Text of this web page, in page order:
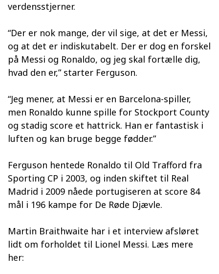
verdensstjerner.
“Der er nok mange, der vil sige, at det er Messi,
og at det er indiskutabelt. Der er dog en forskel
på Messi og Ronaldo, og jeg skal fortælle dig,
hvad den er,” starter Ferguson.
“Jeg mener, at Messi er en Barcelona-spiller,
men Ronaldo kunne spille for Stockport County
og stadig score et hattrick. Han er fantastisk i
luften og kan bruge begge fødder.”
Ferguson hentede Ronaldo til Old Trafford fra
Sporting CP i 2003, og inden skiftet til Real
Madrid i 2009 nåede portugiseren at score 84
mål i 196 kampe for De Røde Djævle.
Martin Braithwaite har i et interview afsløret
lidt om forholdet til Lionel Messi. Læs mere
her: